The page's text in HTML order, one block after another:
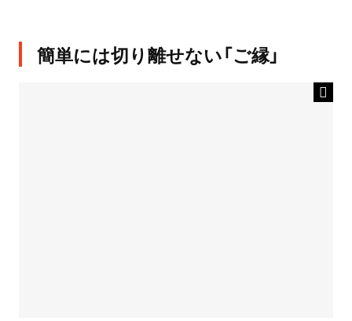
簡単には切り離せない「ご縁」